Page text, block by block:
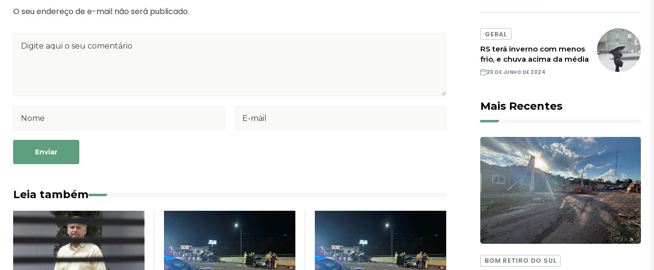
O seu endereço de e-mail não será publicado.
Enviar
Leia também
GERAL
RS terá inverno com menos
frio, e chuva acima da média
20 DE JUNHO DE 2024
Mais Recentes
BOM RETIRO DO SUL